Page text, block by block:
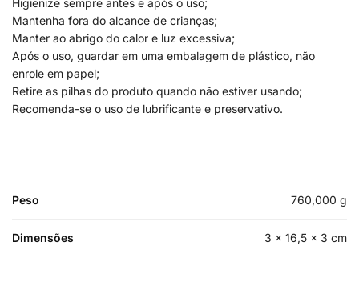
Higienize sempre antes e após o uso;
Mantenha fora do alcance de crianças;
Manter ao abrigo do calor e luz excessiva;
Após o uso, guardar em uma embalagem de plástico, não
enrole em papel;
Retire as pilhas do produto quando não estiver usando;
Recomenda-se o uso de lubrificante e preservativo.
Peso 760,000 g
Dimensões 3 × 16,5 × 3 cm